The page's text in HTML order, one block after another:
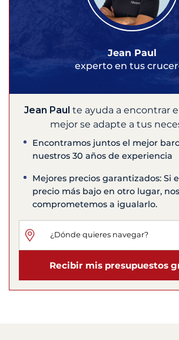
Jean Paul
experto en tus
Jean Paul te ayuda a encontrar
mejor se adapte a tus
Encontramos juntos el mejor
nuestros 30 años de experiencia
Mejores precios garantizados: Si
precio más bajo en otro lugar, nos
comprometemos a igualarlo.
Recibir mis presupuestos